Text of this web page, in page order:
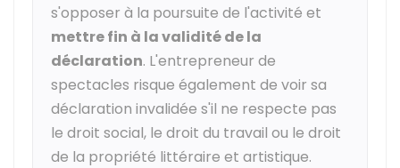
s'opposer à la poursuite de l'activité et
mettre fin à la validité de la
déclaration. L'entrepreneur de
spectacles risque également de voir sa
déclaration invalidée s'il ne respecte pas
le droit social, le droit du travail ou le droit
de la propriété littéraire et artistique.